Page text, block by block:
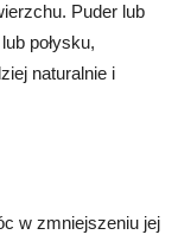
Puder lub
połysku,
naturalnie i
w zmniejszeniu jej